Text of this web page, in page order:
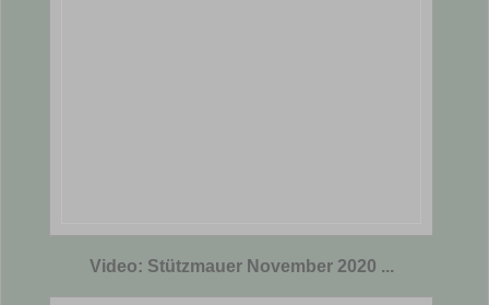
Video: Stützmauer November 2020 ...